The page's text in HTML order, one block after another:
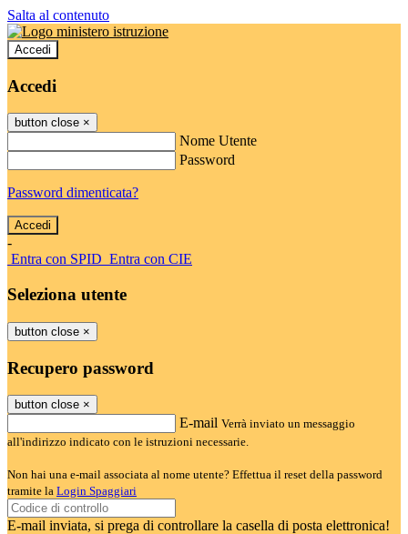
Salta al contenuto
Accedi
Accedi
button close ×
Nome Utente
Password
Password dimenticata?
-
Entra con SPID Entra con CIE
Seleziona utente
button close ×
Recupero password
button close ×
E-mail Verrà inviato un messaggio
all'indirizzo indicato con le istruzioni necessarie.
Non hai una e-mail associata al nome utente? Effettua il reset della password
tramite la Login Spaggiari
E-mail inviata, si prega di controllare la casella di posta elettronica!